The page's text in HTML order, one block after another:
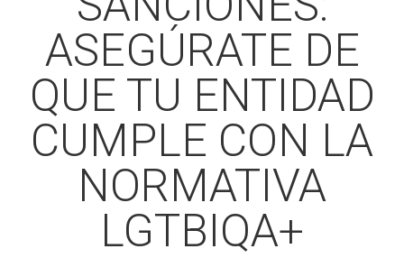
ASEGÚRATE DE
QUE TU ENTIDAD
CUMPLE CON LA
NORMATIVA
LGTBIQA+